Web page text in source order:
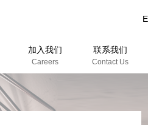
加入我们
Careers
联系我们
Contact Us